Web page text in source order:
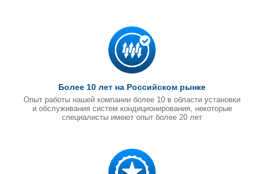
Более 10 лет на Российском рынке
Опыт работы нашей компании более 10 в области установки
и обслуживания систем кондиционирования, некоторые
специалисты имеют опыт более 20 лет